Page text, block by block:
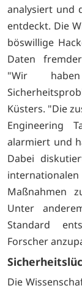
analysiert und
entdeckt. Die
böswillige
Daten
"Wir
Küsters. "Die
Engineering
alarmiert und
Dabei
Maßnahmen
Unter
Standard
Forscher
Die